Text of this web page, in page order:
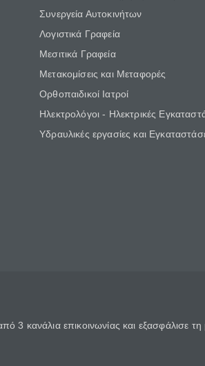
Συνεργεία Αυτοκινήτων
Λογιστικά Γραφεία
Μεσιτικά Γραφεία
Μετακομίσεις και Μεταφορές
Ορθοπαιδικοί Ιατροί
Ηλεκτρολόγοι - Ηλεκτρικές
Υδραυλικές εργασίες και
κανάλια επικοινωνίας και εξασφάλισε